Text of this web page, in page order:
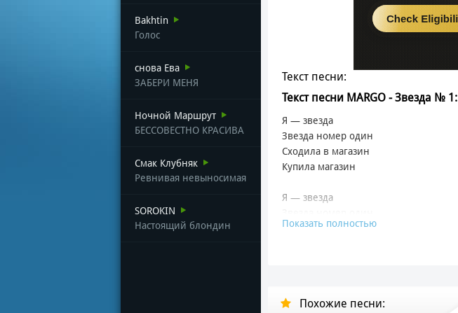
Bakhtin
Голос
снова Ева
ЗАБЕРИ МЕНЯ
Ночной Маршрут
БЕССОВЕСТНО КРАСИВА
Смак Клубняк
Ревнивая невыносимая
SOROKIN
Настоящий блондин
Текст песни:
Текст песни MARGO - Звезда № 1:
Я — звезда
Звезда номер один
Сходила в магазин
Купила магазин
Я — звезда
Охранник впереди
Я купила весь интернет
Показать полностью
Похожие песни: